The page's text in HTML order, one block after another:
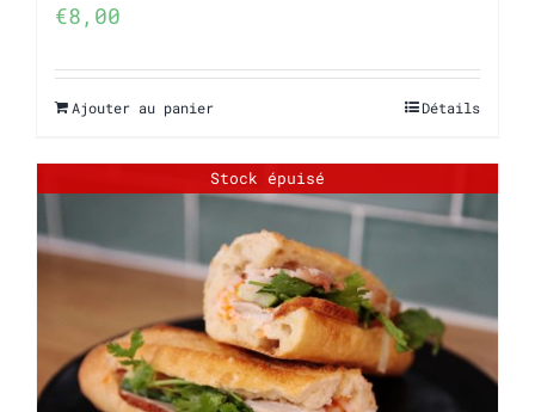
€8,00
Ajouter au panier Détails
Stock épuisé